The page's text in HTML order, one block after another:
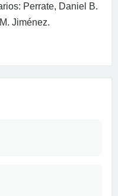
Perrate, Daniel B.
Jiménez.